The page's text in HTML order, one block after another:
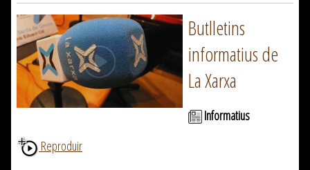
Butlletins
informatius de
La Xarxa
Informatius
Reproduir